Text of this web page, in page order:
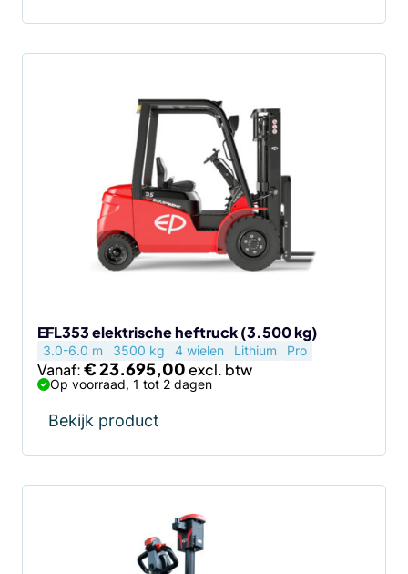
EFL353 elektrische heftruck (3.500 kg)
3.0-6.0 m 3500 kg 4 wielen Lithium Pro
Vanaf:€23.695,00
Op voorraad, 1 tot 2 dagen
Bekijk product
de
productpagina